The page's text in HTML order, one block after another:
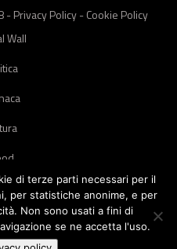
-Privacy Policy-Cookie Policy
Wall
di terze parti necessari per il
per statistiche anonime, e per
Non sono usati a fini di
se ne accetta l'uso.